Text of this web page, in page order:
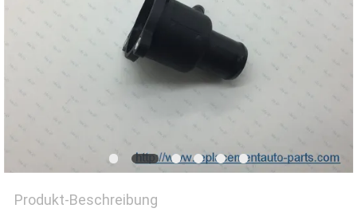
Produkt-Beschreibung